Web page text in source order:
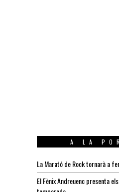
A LA
La Marató de Rock tornarà a
El Fènix Andreuenc presenta